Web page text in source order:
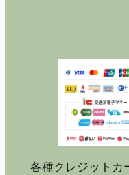
各種クレジットカ